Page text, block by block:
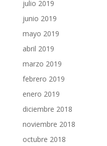
julio 2019
junio 2019
mayo 2019
abril 2019
marzo 2019
febrero 2019
enero 2019
diciembre 2018
noviembre 2018
octubre 2018